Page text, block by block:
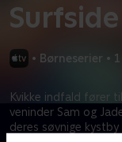
• Børneserier •
Kvikke indfald fører
veninder Sam og
deres søvnige